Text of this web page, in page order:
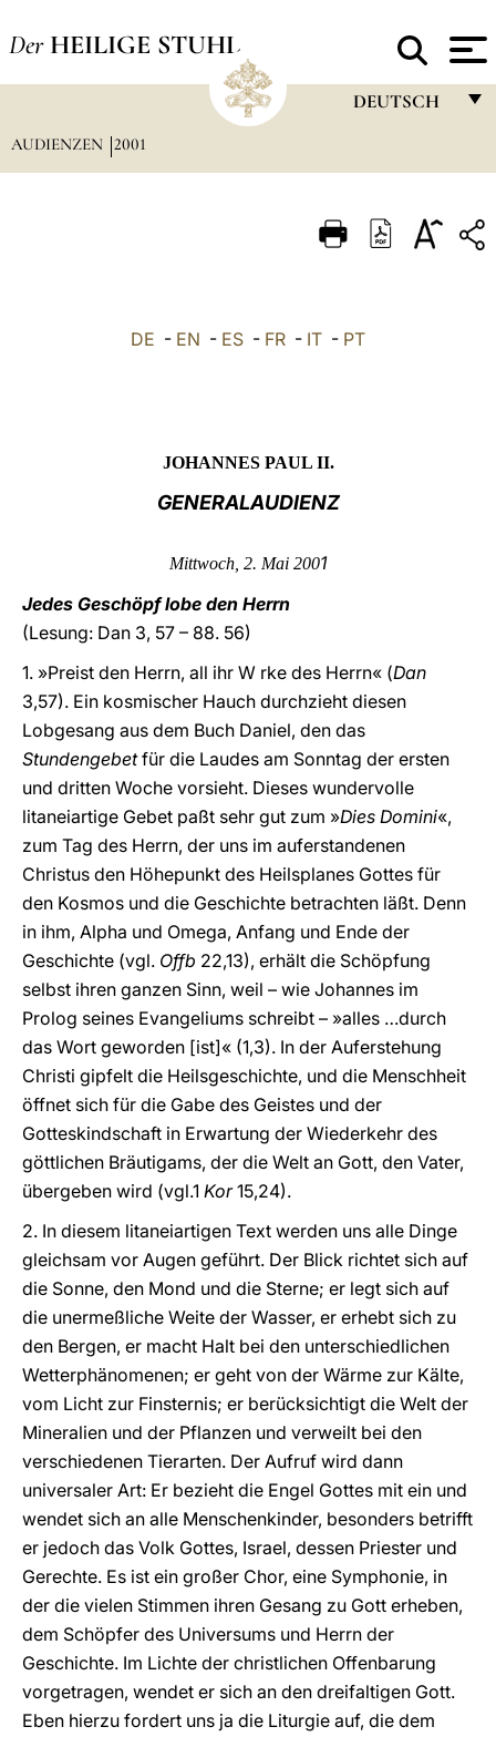
Der HEILIGE STUHL
DEUTSCH
ITALIANO
AUDIENZEN 2001
DE - EN - ES - FR - IT - PT
JOHANNES PAUL II.
GENERALAUDIENZ
Mittwoch, 2. Mai 2001
Jedes Geschöpf lobe den Herrn
(Lesung: Dan 3, 57 – 88. 56)
1. »Preist den Herrn, all ihr W rke des Herrn« (Dan
3,57). Ein kosmischer Hauch durchzieht diesen
Lobgesang aus dem Buch Daniel, den das
Stundengebetfür die Laudes am Sonntag der ersten
und dritten Woche vorsieht. Dieses wundervolle
litaneiartige Gebet paßt sehr gut zum »Dies Domini«,
zum Tag des Herrn, der uns im auferstandenen
Christus den Höhepunkt des Heilsplanes Gottes für
den Kosmos und die Geschichte betrachten läßt. Denn
in ihm, Alpha und Omega, Anfang und Ende der
Geschichte (vgl. Offb 22,13), erhält die Schöpfung
selbst ihren ganzen Sinn, weil – wie Johannes im
Prolog seines Evangeliums schreibt – »alles …durch
das Wort geworden [ist]« (1,3). In der Auferstehung
Christi gipfelt die Heilsgeschichte, und die Menschheit
öffnet sich für die Gabe des Geistes und der
Gotteskindschaft in Erwartung der Wiederkehr des
göttlichen Bräutigams, der die Welt an Gott, den Vater,
übergeben wird (vgl.1 Kor15,24).
2. In diesem litaneiartigen Text werden uns alle Dinge
gleichsam vor Augen geführt. Der Blick richtet sich auf
die Sonne, den Mond und die Sterne; er legt sich auf
die unermeßliche Weite der Wasser, er erhebt sich zu
den Bergen, er macht Halt bei den unterschiedlichen
Wetterphänomenen; er geht von der Wärme zur Kälte,
vom Licht zur Finsternis; er berücksichtigt die Welt der
Mineralien und der Pflanzen und verweilt bei den
verschiedenen Tierarten. Der Aufruf wird dann
universaler Art: Er bezieht die Engel Gottes mit ein und
wendet sich an alle Menschenkinder, besonders betrifft
er jedoch das Volk Gottes, Israel, dessen Priester und
Gerechte. Es ist ein großer Chor, eine Symphonie, in
der die vielen Stimmen ihren Gesang zu Gott erheben,
dem Schöpfer des Universums und Herrn der
Geschichte. Im Lichte der christlichen Offenbarung
vorgetragen, wendet er sich an den dreifaltigen Gott.
Eben hierzu fordert uns ja die Liturgie auf, die dem